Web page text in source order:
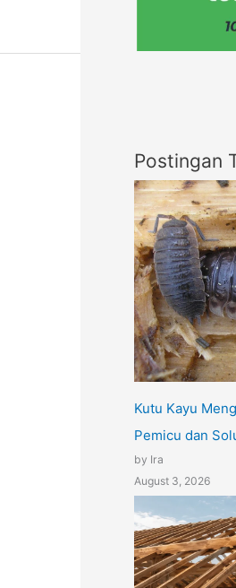
Postingan
Kutu Kayu
Pemicu dan
by Ira
August 3, 2026